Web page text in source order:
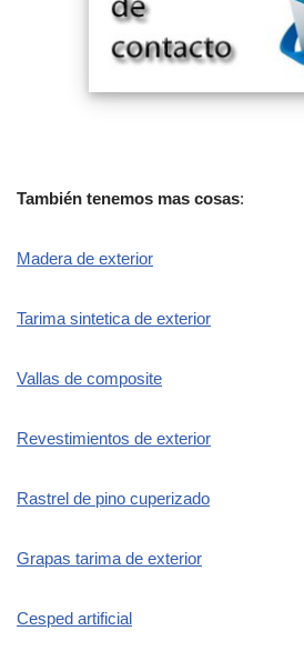
También tenemos mas cosas:
Madera de exterior
Tarima sintetica de exterior
Vallas de composite
Revestimientos de exterior
Rastrel de pino cuperizado
Grapas tarima de exterior
Cesped artificial